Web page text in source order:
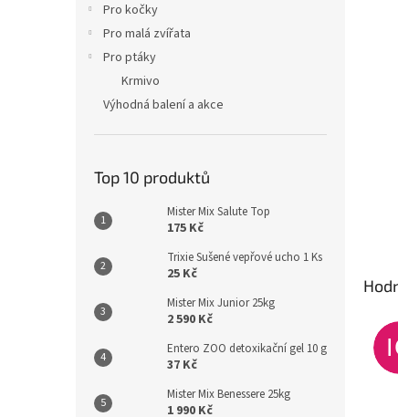
Pro kočky
Pro malá zvířata
Pro ptáky
Krmivo
Výhodná balení a akce
Top 10 produktů
Mister Mix Salute Top
175 Kč
Trixie Sušené vepřové ucho 1 Ks
25 Kč
Mister Mix Junior 25kg
2 590 Kč
Entero ZOO detoxikační gel 10 g
37 Kč
Mister Mix Benessere 25kg
1 990 Kč